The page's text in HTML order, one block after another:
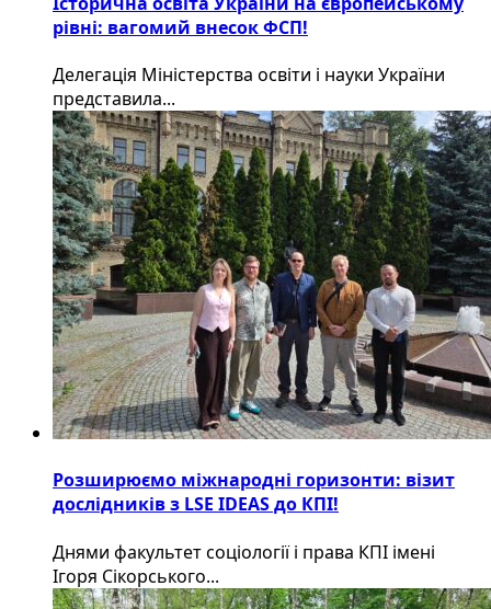
рівні: вагомий внесок ФСП!
Делегація Міністерства освіти і науки України
представила...
Розширюємо міжнародні горизонти: візит
дослідників з LSE IDEAS до КПІ!
Днями факультет соціології і права КПІ імені
Ігоря Сікорського...